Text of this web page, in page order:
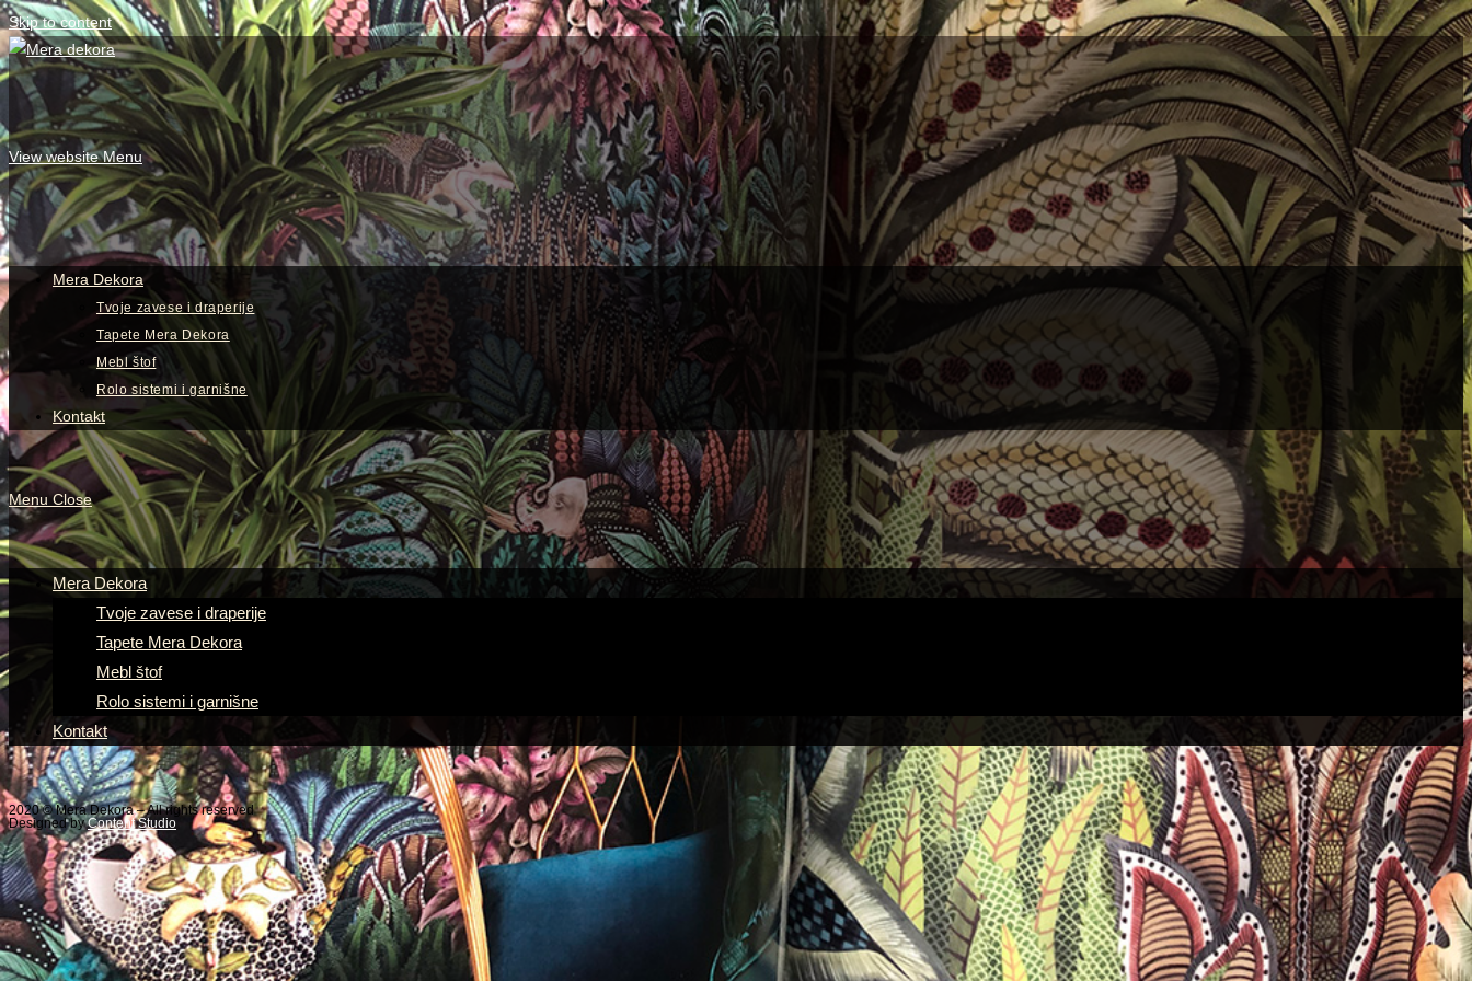
Skip to content
View website Menu
Mera Dekora
Tvoje zavese i draperije
Tapete Mera Dekora
Mebl štof
Rolo sistemi i garnišne
Kontakt
Menu Close
Mera Dekora
Tvoje zavese i draperije
Tapete Mera Dekora
Mebl štof
Rolo sistemi i garnišne
Kontakt
2020 © Mera Dekora – All rights reserved
Designed byContent Studio